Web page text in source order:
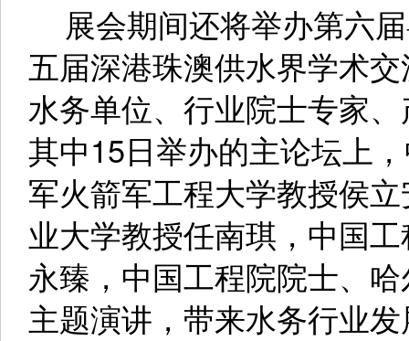
展会期间还将举办第六
五届深港珠澳供水界学术
水务单位、行业院士专家
其中15日举办的主论坛上
军火箭军工程大学教授侯
业大学教授任南琪，中国
永臻，中国工程院院士、
主题演讲，带来水务行业